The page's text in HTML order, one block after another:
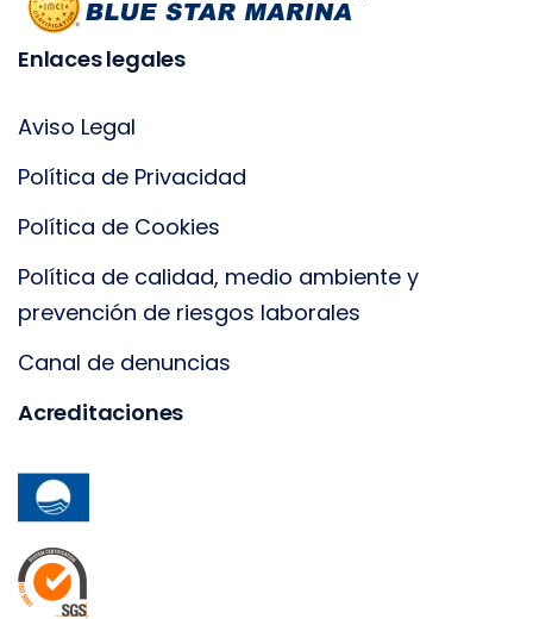
Enlaces legales
Aviso Legal
Política de Privacidad
Política de Cookies
Política de calidad, medio ambiente y
prevención de riesgos laborales
Canal de denuncias
Acreditaciones